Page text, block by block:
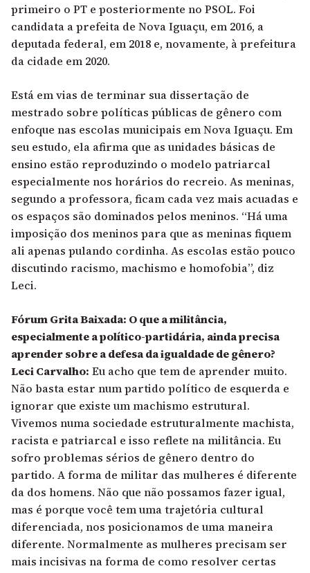
primeiro o PT e posteriormente no PSOL. Foi
candidata a prefeita de Nova Iguaçu, em 2016, a
deputada federal, em 2018 e, novamente, à prefeitura
da cidade em 2020.
Está em vias de terminar sua dissertação de
mestrado sobre políticas públicas de gênero com
enfoque nas escolas municipais em Nova Iguaçu. Em
seu estudo, ela afirma que as unidades básicas de
ensino estão reproduzindo o modelo patriarcal
especialmente nos horários do recreio. As meninas,
segundo a professora, ficam cada vez mais acuadas e
os espaços são dominados pelos meninos. “Há uma
imposição dos meninos para que as meninas fiquem
ali apenas pulando cordinha. As escolas estão pouco
discutindo racismo, machismo e homofobia”, diz
Leci.
Fórum Grita Baixada: O que a militância,
especialmente a político-partidária, ainda precisa
aprender sobre a defesa da igualdade de gênero?
Leci Carvalho: Eu acho que tem de aprender muito.
Não basta estar num partido político de esquerda e
ignorar que existe um machismo estrutural.
Vivemos numa sociedade estruturalmente machista,
racista e patriarcal e isso reflete na militância. Eu
sofro problemas sérios de gênero dentro do
partido. A forma de militar das mulheres é diferente
da dos homens. Não que não possamos fazer igual,
mas é porque você tem uma trajetória cultural
diferenciada, nos posicionamos de uma maneira
diferente. Normalmente as mulheres precisam ser
mais incisivas na forma de como resolver certas